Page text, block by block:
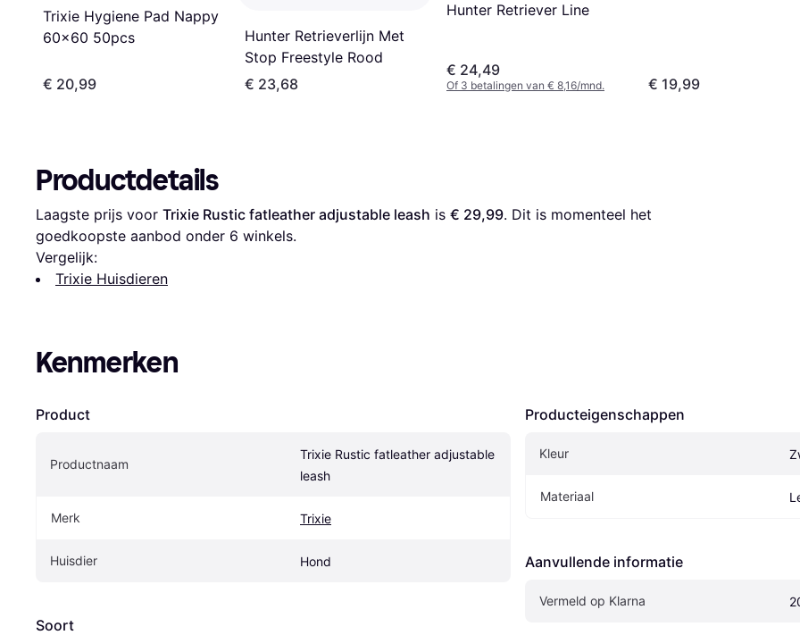
Trixie Hygiene Pad Nappy
60x60 50pcs
€ 20,99
Hunter Retrieverlijn Met
Stop Freestyle Rood
€ 23,68
Hunter Retriever Line
€ 24,49
Of 3 betalingen van € 8,16/mnd. € 19,99
Productdetails
Laagste prijs voor Trixie Rustic fatleather adjustable leash is € 29,99. Dit is momenteel het
goedkoopste aanbod onder 6 winkels.
Vergelijk:
Trixie Huisdieren
Kenmerken
Product
Productnaam
Trixie Rustic fatleather adjustable
leash
Merk Trixie
Huisdier Hond
Soort
Producteigenschappen
Kleur
Materiaal
Aanvullende informatie
Vermeld op Klarna